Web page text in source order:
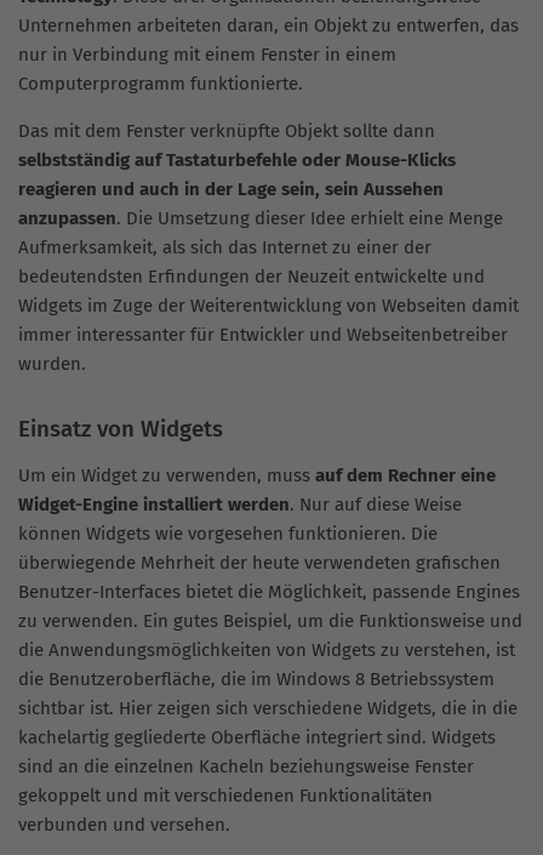
Unternehmen arbeiteten daran, ein Objekt zu entwerfen, das
nur in Verbindung mit einem Fenster in einem
Computerprogramm funktionierte.
Das mit dem Fenster verknüpfte Objekt sollte dann
selbstständig auf Tastaturbefehle oder Mouse-Klicks
reagieren und auch in der Lage sein, sein Aussehen
anzupassen. Die Umsetzung dieser Idee erhielt eine Menge
Aufmerksamkeit, als sich das Internet zu einer der
bedeutendsten Erfindungen der Neuzeit entwickelte und
Widgets im Zuge der Weiterentwicklung von Webseiten damit
immer interessanter für Entwickler und Webseitenbetreiber
wurden.
Einsatz von Widgets
Um ein Widget zu verwenden, muss auf dem Rechner eine
Widget-Engine installiert werden. Nur auf diese Weise
können Widgets wie vorgesehen funktionieren. Die
überwiegende Mehrheit der heute verwendeten grafischen
Benutzer-Interfaces bietet die Möglichkeit, passende Engines
zu verwenden. Ein gutes Beispiel, um die Funktionsweise und
die Anwendungsmöglichkeiten von Widgets zu verstehen, ist
die Benutzeroberfläche, die im Windows 8 Betriebssystem
sichtbar ist. Hier zeigen sich verschiedene Widgets, die in die
kachelartig gegliederte Oberfläche integriert sind. Widgets
sind an die einzelnen Kacheln beziehungsweise Fenster
gekoppelt und mit verschiedenen Funktionalitäten
verbunden und versehen.